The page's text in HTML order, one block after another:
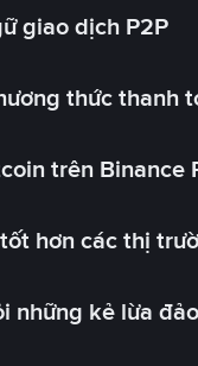
giao dịch P2P
thức thanh
trên Binance
hơn các thị
những kẻ lừa